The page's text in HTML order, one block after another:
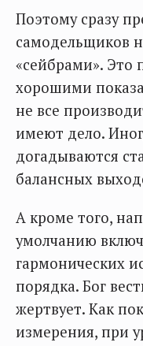
Поэтому сразу
самодельщиков
«сейбрами». Это
хорошими
не все
имеют дело.
догадываются
балансных
А кроме того,
умолчанию
гармонических
порядка. Бог
жертвует. Как
измерения, при